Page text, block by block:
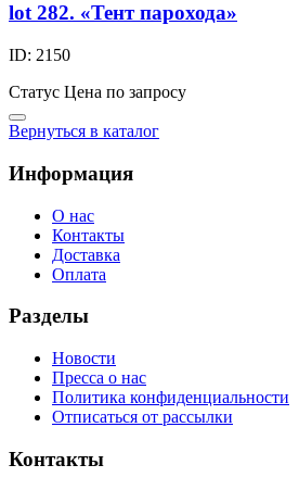
lot 282. «Тент парохода»
ID: 2150
Статус Цена по запросу
Вернуться в каталог
Информация
О нас
Контакты
Доставка
Оплата
Разделы
Новости
Пресса о нас
Политика конфиденциальности
Отписаться от рассылки
Контакты